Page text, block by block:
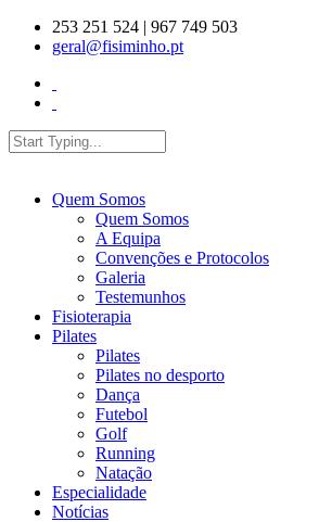
Skip to main content
253 251 524 | 967 749 503
geral@fisiminho.pt
Search
Quem Somos
Quem Somos
A Equipa
Convenções e Protocolos
Galeria
Testemunhos
Fisioterapia
Pilates
Pilates
Pilates no desporto
Dança
Futebol
Golf
Running
Natação
Especialidade
Notícias